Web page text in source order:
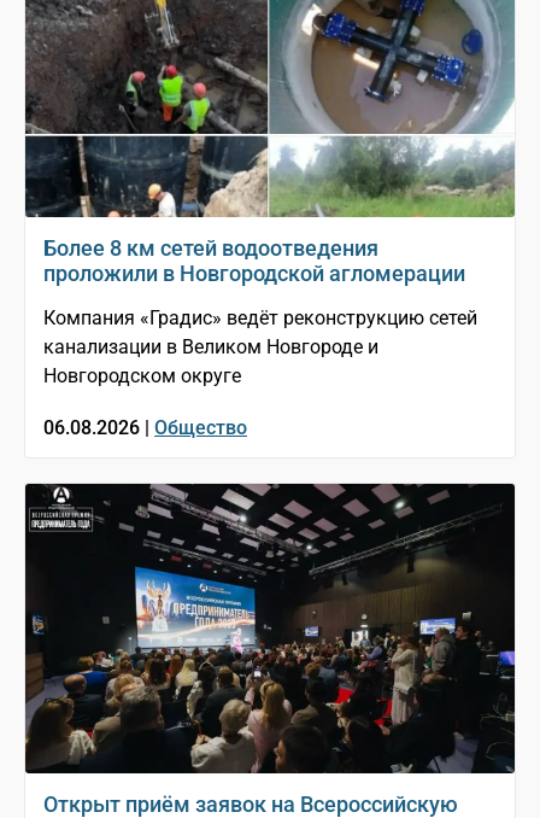
Более 8 км сетей водоотведения
проложили в Новгородской агломерации
Компания «Градис» ведёт реконструкцию сетей
канализации в Великом Новгороде и
Новгородском округе
06.08.2026 | Общество
Открыт приём заявок на Всероссийскую